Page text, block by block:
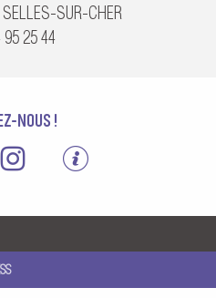
SUR-CHER
95 25 44
NOUS !